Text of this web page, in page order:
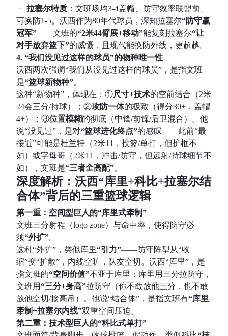
－ 拉塞尔特质 ：文班场均3-4盖帽、防守效率联盟前、
可换防1-5。沃西作为80年代球员，深知拉塞尔“防守赢
冠军”——文班的“2米44臂展+移动”能复刻拉塞尔“让
对手放弃篮下”的威慑，且现代能换防外线，更超越。
4. “我们没见过这样的球员”的物种唯一性
沃西两次强调“我们从没见过这样的球员”，是指文班
是“篮球新物种”。
这种“新物种”，体现在：①尺寸+技术的空前结合（2米
24会三分/持球）；②攻防一体的极致（得分30+，盖帽
4+）；③位置模糊的彻底（中锋/前锋/后卫混合）。他
说“没见过”，是对“篮球进化终点”的感叹——此前“最
接近”可能是杜兰特（2米11，投篮/单打，但护框不
如）或字母哥（2米11，冲击/防守，但远射/持球细节不
如），文班是“三者全高配”。
深度解析：沃西“库里+科比+拉塞尔结
合体”背后的三重篮球逻辑
第一重：空间型巨人的“库里式牵制”
文班三分射程（logo zone）与命中率，使得防守必
须“外扩”。
这种“外扩”，类似库里“引力”——防守阵型从“收
缩”变“扩散”，内线空旷，队友空切。沃西“库里”，是
指文班的“空间价值”不亚于库里：库里用三分拉防守，
文班用“三分+身高”拉防守（你不敢放他三分，也不敢
放他空切/接高吊）。他说“结合体”，是指文班有“库里
牵制+拉塞尔内线”双重空间压迫。
第二重：技术型巨人的“科比式单打”